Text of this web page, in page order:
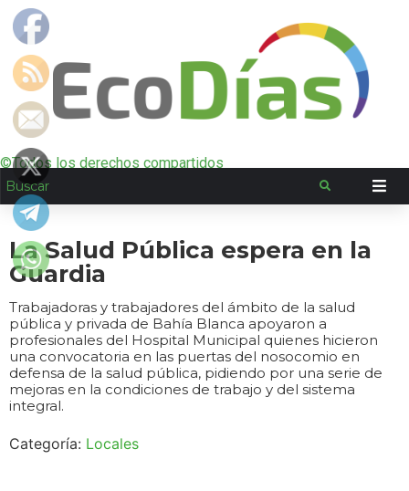
©Todos los derechos compartidos
La Salud Pública espera en la
Guardia
Trabajadoras y trabajadores del ámbito de la salud
pública y privada de Bahía Blanca apoyaron a
profesionales del Hospital Municipal quienes hicieron
una convocatoria en las puertas del nosocomio en
defensa de la salud pública, pidiendo por una serie de
mejoras en la condiciones de trabajo y del sistema
integral.
Categoría: Locales